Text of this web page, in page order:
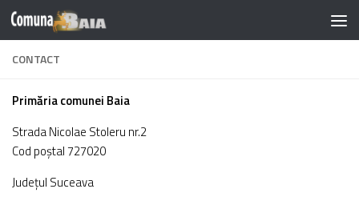
Acest
include
sistem
accesibilitate.
Skip to content
CONTACT
Primăria comunei Baia
Strada Nicolae Stoleru nr.2
Cod poștal 727020
Județul Suceava